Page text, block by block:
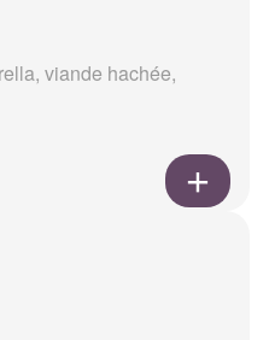
viande hachée,